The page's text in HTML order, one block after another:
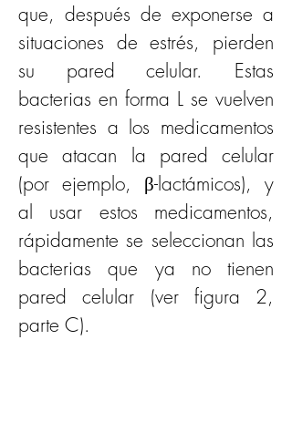
que, después de exponerse a
situaciones de estrés, pierden
su pared celular. Estas
bacterias en forma L se vuelven
resistentes a los medicamentos
que atacan la pared celular
(por ejemplo, β-lactámicos), y
al usar estos medicamentos,
rápidamente se seleccionan las
bacterias que ya no tienen
pared celular (ver figura 2,
parte C).